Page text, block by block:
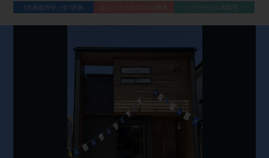
1区画販売中／全1区画 バーチャル内覧可